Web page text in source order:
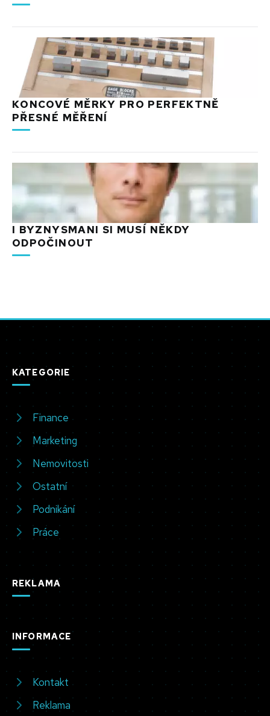
KONCOVÉ MĚRKY PRO PERFEKTNĚ
PŘESNÉ MĚŘENÍ
I BYZNYSMANI SI MUSÍ NĚKDY
ODPOČINOUT
KATEGORIE
Finance
Marketing
Nemovitosti
Ostatní
Podnikání
Práce
REKLAMA
INFORMACE
Kontakt
Reklama